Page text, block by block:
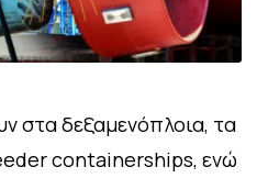
στα δεξαμενόπλοια, τα
containerships, ενώ